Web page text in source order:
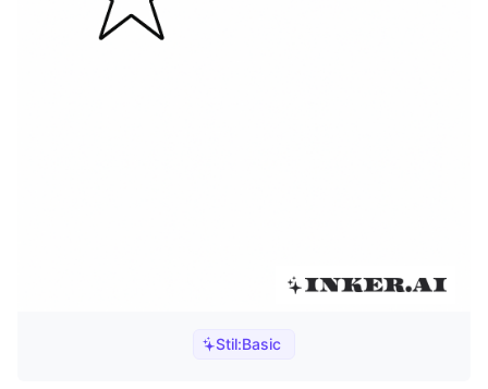
Stil:Basic